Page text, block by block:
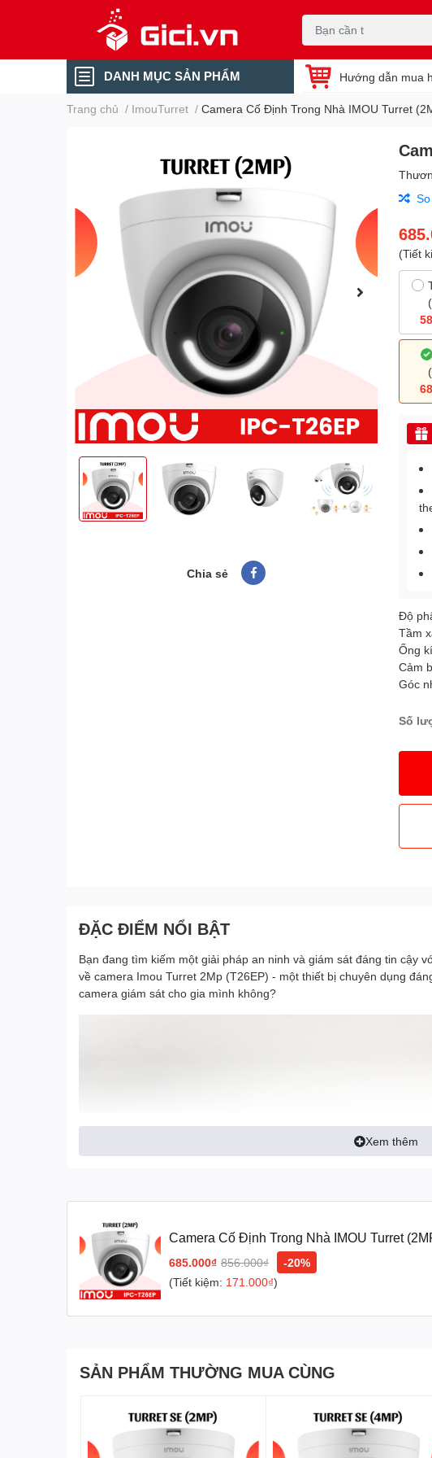
DANH MỤC SẢN PHẨM Hướng dẫn mua
Trang chủ / ImouTurret / Camera Cố Định Trong Nhà IMOU Turret
Chia sẻ
(Tiết
Độ
Tầm
Ống
Cảm
Góc
Số
ĐẶC ĐIỂM NỔI BẬT
Bạn đang tìm kiếm một giải pháp an ninh và giám sát đáng tin cậy
về camera Imou Turret 2Mp (T26EP) - một thiết bị chuyên dụng
camera giám sát cho gia mình không?
Độ phân giải 2Mp chất lượng cao
Camera Imou Turret 2Mp (T26EP) đem đến độ phân giải 2Mp,
thể quan sát mọi góc cạnh một cách chính xác.
Quan sát ban đêm chất lượng
Xem thêm
Camera Cố Định Trong Nhà IMOU Turret
685.000₫ 856.000₫
-20%
(Tiết kiệm: 171.000₫)
SẢN PHẨM THƯỜNG MUA CÙNG